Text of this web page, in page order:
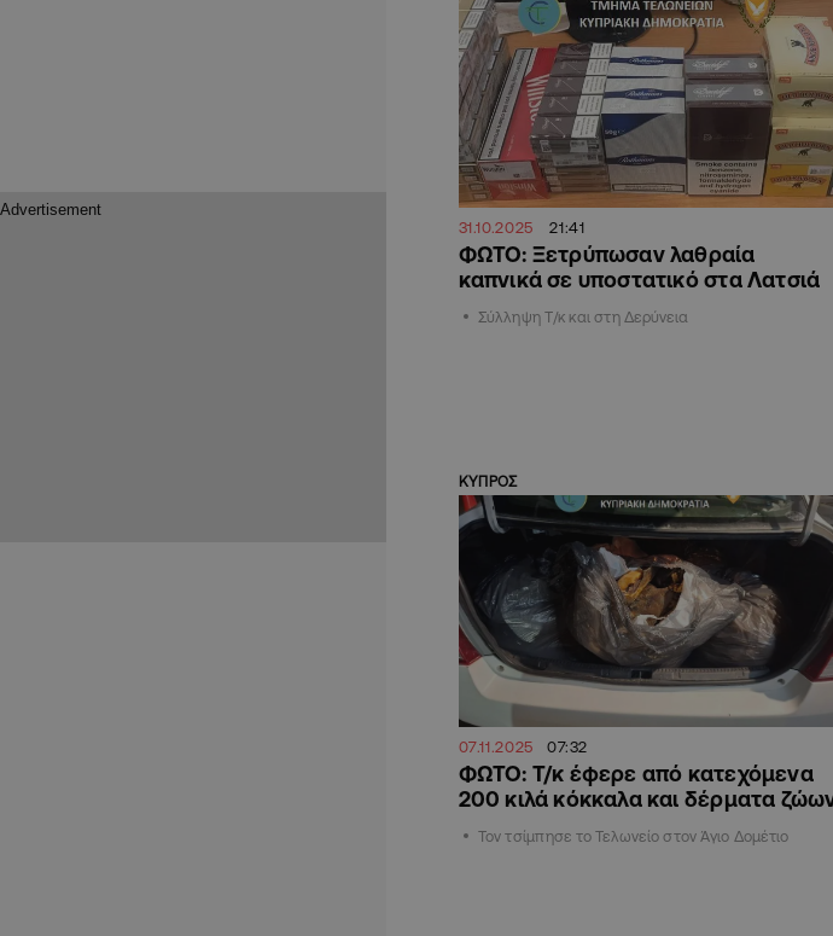
31.10.2025 21:41
ΦΩΤΟ: Ξετρύπωσαν λαθραία
καπνικά σε υποστατικό στα Λατσιά
Σύλληψη Τ/κ και στη Δερύνεια
ΚΥΠΡΟΣ
07.11.2025 07:32
ΦΩΤΟ: Τ/κ έφερε από κατεχόμενα
200 κιλά κόκκαλα και δέρματα
Τον τσίμπησε το Τελωνείο στον Άγιο Δομέτιο